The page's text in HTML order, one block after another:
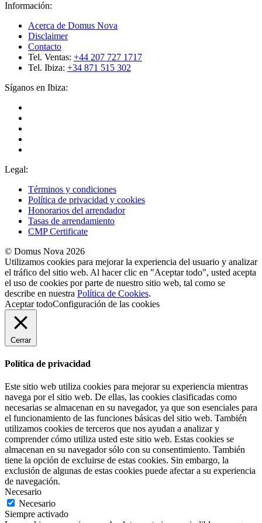
Información:
Acerca de Domus Nova
Disclaimer
Contacto
Tel. Ventas: +44 207 727 1717
Tel. Ibiza: +34 871 515 302
Síganos en Ibiza:
Legal:
Términos y condiciones
Política de privacidad y cookies
Honorarios del arrendador
Tasas de arrendamiento
CMP Certificate
© Domus Nova 2026
Utilizamos cookies para mejorar la experiencia del usuario y analizar
el tráfico del sitio web. Al hacer clic en "Aceptar todo", usted acepta
el uso de cookies por parte de nuestro sitio web, tal como se
describe en nuestra Política de Cookies.
Aceptar todoConfiguración de las cookies
Cerrar
Política de privacidad
Este sitio web utiliza cookies para mejorar su experiencia mientras
navega por el sitio web. De ellas, las cookies clasificadas como
necesarias se almacenan en su navegador, ya que son esenciales para
el funcionamiento de las funciones básicas del sitio web. También
utilizamos cookies de terceros que nos ayudan a analizar y
comprender cómo utiliza usted este sitio web. Estas cookies se
almacenan en su navegador sólo con su consentimiento. También
tiene la opción de excluirse de estas cookies. Sin embargo, la
exclusión de algunas de estas cookies puede afectar a su experiencia
de navegación.
Necesario
Necesario
Siempre activado